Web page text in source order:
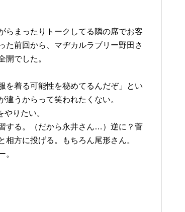
らまったりトークしてる隣の席でお客
た前回から、マヂカルラブリー野田さ
開でした。
を着る可能性を秘めてるんだぞ」とい
うからって笑われたくない。
りたい。
する。（だから永井さん…）逆に？菅
方に投げる。もちろん尾形さん。
。